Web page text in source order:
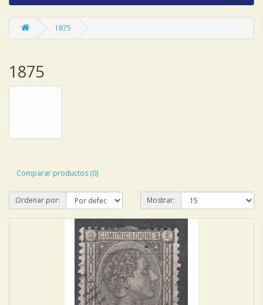
1875
1875
Comparar productos (0)
Ordenar por: Mostrar: